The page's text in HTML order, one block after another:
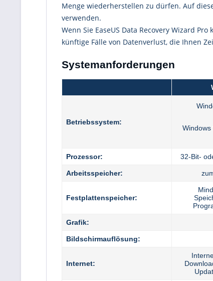
Menge wiederherstellen zu dürfen. Auf
verwenden.
Wenn Sie EaseUS Data Recovery Wizard
künftige Fälle von Datenverlust, die Ihnen
Systemanforderungen
Betriebssystem:
Prozessor: 32-Bit-
Arbeitsspeicher:
Festplattenspeicher:
Grafik:
Bildschirmauflösung:
Internet: